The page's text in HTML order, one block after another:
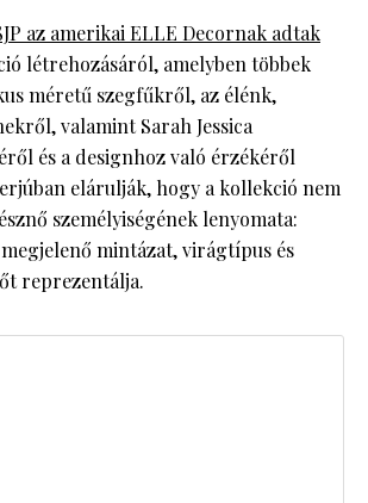
az amerikai ELLE Decornak adtak
létrehozásáról, amelyben többek
méretű szegfűkről, az élénk,
valamint Sarah Jessica
és a designhoz való érzékéről
elárulják, hogy a kollekció nem
személyiségének lenyomata:
mintázat, virágtípus és
reprezentálja.